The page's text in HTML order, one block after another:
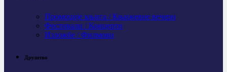
Промоције књига / Књижевне вечери
Фестивали / Концерти
Изложбе / Филмови
Друштво